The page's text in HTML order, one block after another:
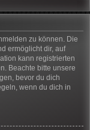
zu können. Die
ermöglicht dir, auf
kann registrierten
Beachte bitte unsere
bevor du dich
wenn du dich in